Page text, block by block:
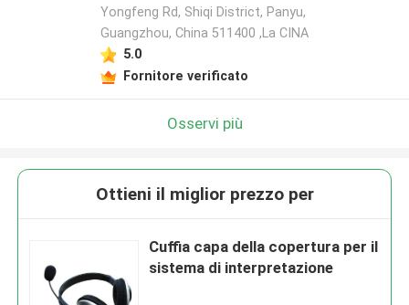
Yongfeng Rd, Shiqi District, Panyu,
Guangzhou, China 511400 ,La CINA
5.0
Fornitore verificato
Osservi più
Ottieni il miglior prezzo per
Cuffia capa della copertura per il
sistema di interpretazione